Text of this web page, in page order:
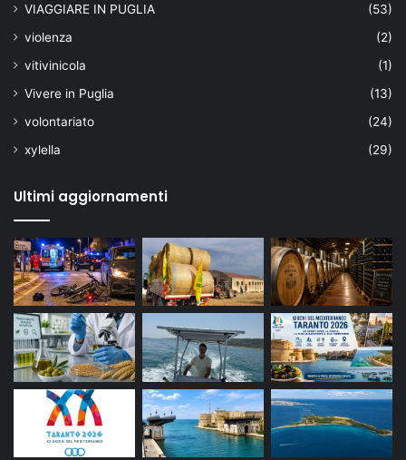
VIAGGIARE IN PUGLIA
(53)
violenza
(2)
vitivinicola
(1)
Vivere in Puglia
(13)
volontariato
(24)
xylella
(29)
Ultimi aggiornamenti